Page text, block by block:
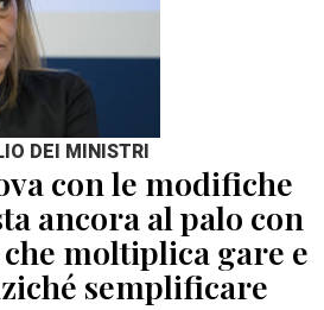
DEI MINISTRI
con le modifiche
ancora al palo con
moltiplica gare e
semplificare